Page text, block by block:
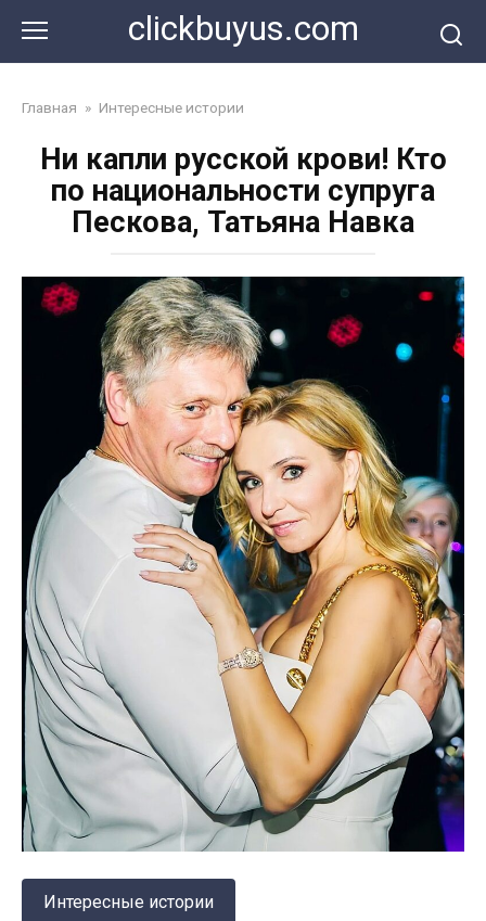
контенту
clickbuyus.com
Главная » Интересные истории
Ни капли русской крови! Кто
по национальности супруга
Пескова, Татьяна Навка
Интересные истории